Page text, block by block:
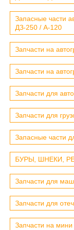
Запасные части
ДЗ-250 / А-120
Запчасти на
Запчасти на
Запчасти для
Запчасти для
Запасные части
БУРЫ, ШНЕКИ,
Запчасти для
Запчасти для
Запчасти на мини